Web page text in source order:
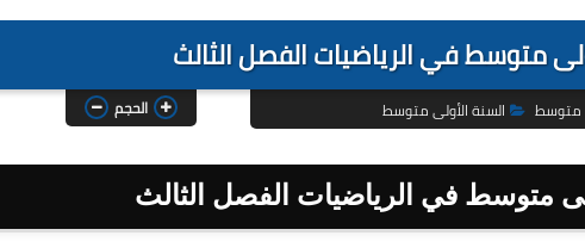
متوسط في الرياضيات الفصل الثالث
السنة الأولى متوسط الحجم
متوسط في الرياضيات الفصل الثالث